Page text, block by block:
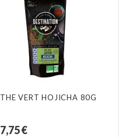
THE VERT HOJICHA 80G
7,75 €